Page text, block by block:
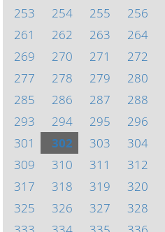
253
254 255 256
261
262 263 264
269
270 271 272
277
278 279 280
285
286 287 288
293
294 295 296
301
302 303 304
309
310 311 312
317
318 319 320
325
326 327 328